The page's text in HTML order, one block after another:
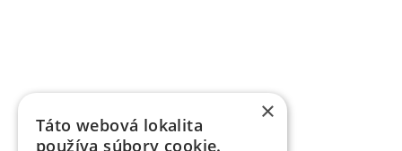
×
Táto webová lokalita
používa súbory cookie.